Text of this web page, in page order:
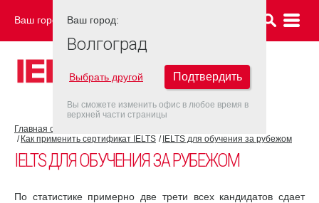
Ваш город: ВОЛГОГРАД
Главная страница
Как применить сертификат IELTS
IELTS для обучения за рубежом
IELTS ДЛЯ ОБУЧЕНИЯ ЗА РУБЕЖОМ
По статистике примерно две трети всех кандидатов сдает
Ваш город:
Волгоград
Выбрать другой Подтвердить
Вы сможете изменить офис в любое время в
верхней части страницы